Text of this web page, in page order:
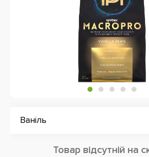
Ваніль
Товар відсутній на